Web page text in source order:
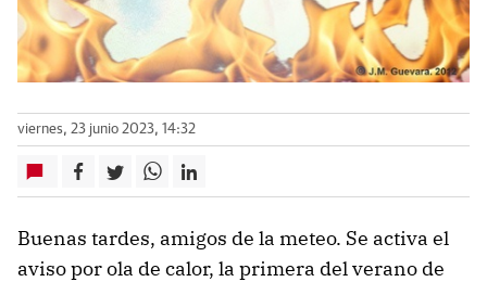
viernes, 23 junio 2023, 14:32
Buenas tardes, amigos de la meteo. Se activa el
aviso por ola de calor, la primera del verano de